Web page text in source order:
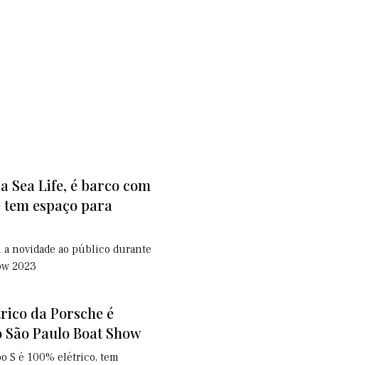
Sea Life, é barco com
espaço para
novidade ao público durante
2023
da Porsche é
Paulo Boat Show
S é 100% elétrico, tem